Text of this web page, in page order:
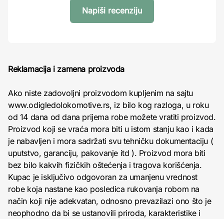
Napiši recenziju
Reklamacija i zamena proizvoda
Ako niste zadovoljni proizvodom kupljenim na sajtu
www.odigledolokomotive.rs, iz bilo kog razloga, u roku
od 14 dana od dana prijema robe možete vratiti proizvod.
Proizvod koji se vraća mora biti u istom stanju kao i kada
je nabavljen i mora sadržati svu tehničku dokumentaciju (
uputstvo, garanciju, pakovanje itd ). Proizvod mora biti
bez bilo kakvih fizičkih oštećenja i tragova korišćenja.
Kupac je isključivo odgovoran za umanjenu vrednost
robe koja nastane kao posledica rukovanja robom na
način koji nije adekvatan, odnosno prevazilazi ono što je
neophodno da bi se ustanovili priroda, karakteristike i